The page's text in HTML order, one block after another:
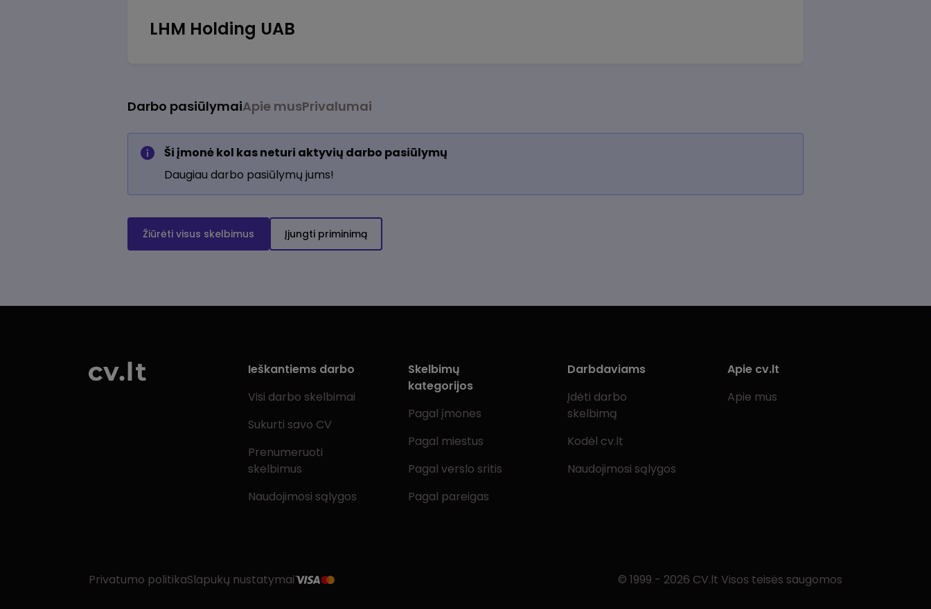
LHM Holding UAB
Darbo pasiūlymaiApie musPrivalumai
Ši įmonė kol kas neturi aktyvių darbo pasiūlymų
Daugiau darbo pasiūlymų jums!
Žiūrėti visus skelbimus Įjungti priminimą
Ieškantiems darbo
Visi darbo skelbimai
Sukurti savo CV
Prenumeruoti
skelbimus
Naudojimosi sąlygos
Skelbimų
kategorijos
Pagal įmones
Pagal miestus
Pagal verslo sritis
Pagal pareigas
Darbdaviams
Įdėti darbo
skelbimą
Kodėl cv.lt
Naudojimosi sąlygos
Apie cv.lt
Apie mus
Privatumo politikaSlapukų nustatymai © 1999 - 2026 CV.lt Visos teisės saugomos